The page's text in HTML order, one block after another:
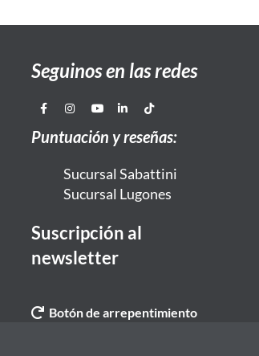
Seguinos en las redes
Puntuación y reseñas:
Sucursal Sabattini
Sucursal Lugones
Suscripción al
newsletter
Botón de arrepentimiento